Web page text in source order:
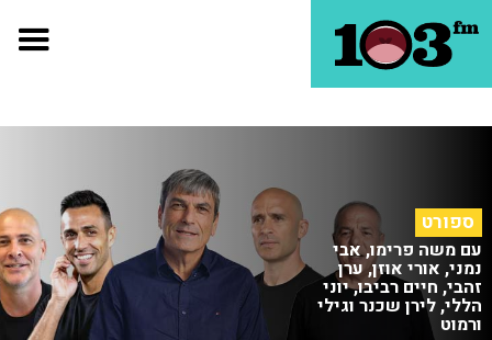
ספורט
עם משה פרימו, אבי
נמני, אורי אוזן, ערן
זהבי, חיים רביבו, יוני
הללי, לירן שכנר וגילי
ורמוט